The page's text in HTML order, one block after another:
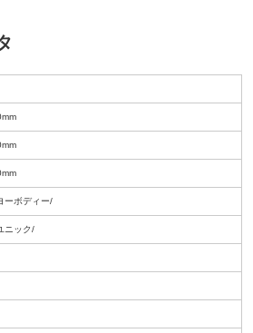
ーボディー/
ニック/